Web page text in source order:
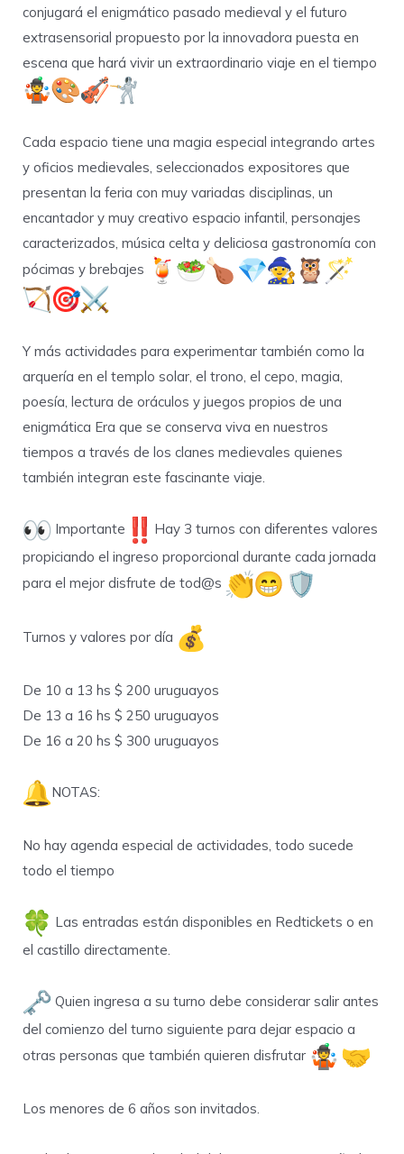
conjugará el enigmático pasado medieval y el futuro
extrasensorial propuesto por la innovadora puesta en
escena que hará vivir un extraordinario viaje en el tiempo
Cada espacio tiene una magia especial integrando artes
y oficios medievales, seleccionados expositores que
presentan la feria con muy variadas disciplinas, un
encantador y muy creativo espacio infantil, personajes
caracterizados, música celta y deliciosa gastronomía con
pócimas y brebajes
Y más actividades para experimentar también como la
arquería en el templo solar, el trono, el cepo, magia,
poesía, lectura de oráculos y juegos propios de una
enigmática Era que se conserva viva en nuestros
tiempos a través de los clanes medievales quienes
también integran este fascinante viaje.
Importante
Hay 3 turnos con diferentes valores
propiciando el ingreso proporcional durante cada jornada
para el mejor disfrute de tod@s
Turnos y valores por día
De 10 a 13 hs $ 200 uruguayos
De 13 a 16 hs $ 250 uruguayos
De 16 a 20 hs $ 300 uruguayos
NOTAS:
No hay agenda especial de actividades, todo sucede
todo el tiempo
Las entradas están disponibles en Redtickets o en
el castillo directamente.
Quien ingresa a su turno debe considerar salir antes
del comienzo del turno siguiente para dejar espacio a
otras personas que también quieren disfrutar
Los menores de 6 años son invitados.